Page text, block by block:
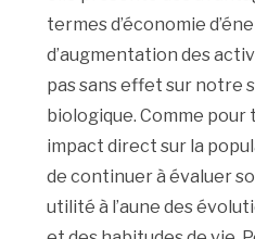
termes d’économie
d’augmentation des
pas sans effet sur notre
biologique. Comme
impact direct sur la
de continuer à évaluer
utilité à l’aune des